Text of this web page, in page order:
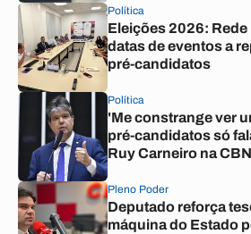
Política
Eleições 2026:
datas de eventos a
pré-candidatos
Política
'Me constrange ver
pré-candidatos só
Ruy Carneiro na CBN
Pleno Poder
Deputado reforça
máquina do Estado